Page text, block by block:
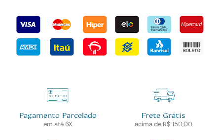
Pagamento Parcelado
em até 6X
Frete Grátis
acima de R$ 150,00